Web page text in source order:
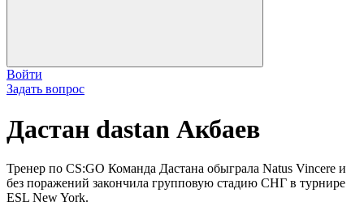
Войти
Задать вопрос
Дастан dastan Акбаев
Тренер по CS:GO Команда Дастана обыграла Natus Vincere и
без поражений закончила групповую стадию СНГ в турнире
ESL New York.